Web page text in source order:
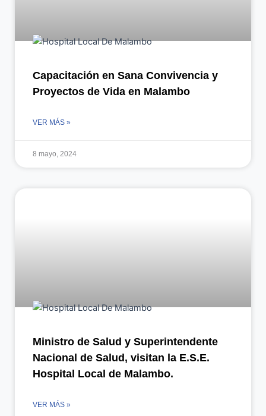
Capacitación en Sana Convivencia y
Proyectos de Vida en Malambo
VER MÁS »
8 mayo, 2024
Ministro de Salud y Superintendente
Nacional de Salud, visitan la E.S.E.
Hospital Local de Malambo.
VER MÁS »